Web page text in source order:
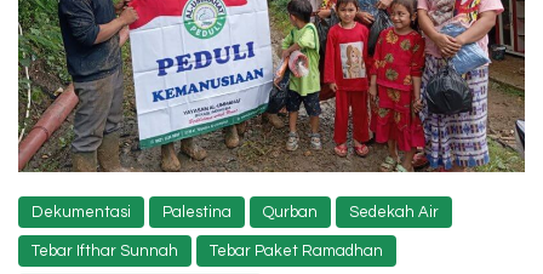
Dekumentasi Palestina Qurban Sedekah Air
Tebar Ifthar Sunnah Tebar Paket Ramadhan